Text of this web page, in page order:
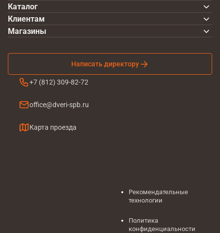
Каталог
Клиентам
Написать директору
+7 (812) 309-82-72
office@dveri-spb.ru
Карта проезда
Магазины
Рекомендательные
технологии
Политика
конфиденциальности